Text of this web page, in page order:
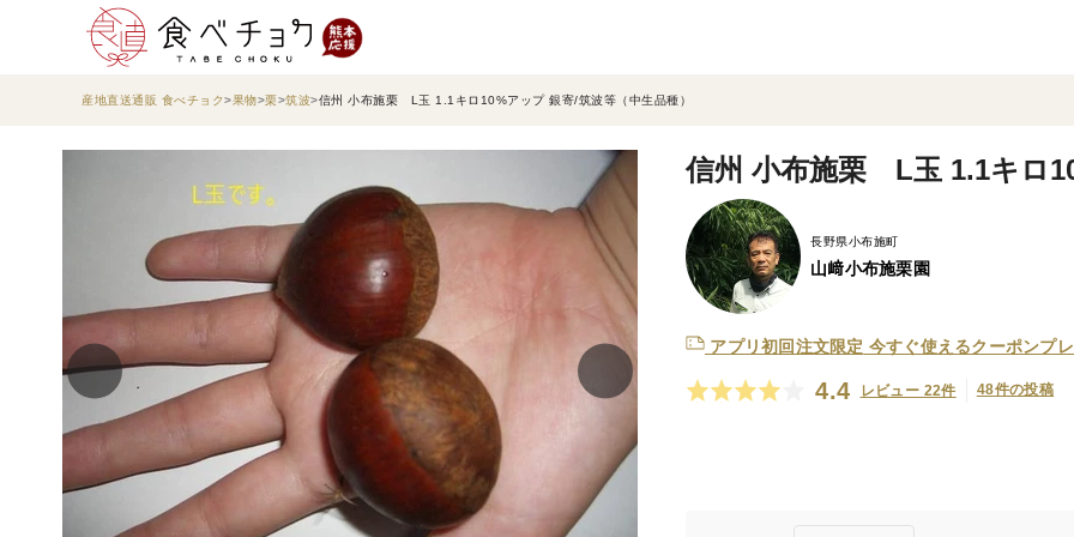
産地直送通販 食べチョク 果物 栗 筑波 信州 小布施栗 L玉 1.1キロ10%アップ 銀寄/筑波等（中生品種）
信州 小布施栗 L玉 1.1キロ
長野県小布施町
山﨑小布施栗園
アプリ初回注文限定 今すぐ使えるクーポンプ
4.4 レビュー 22件 48件の投稿